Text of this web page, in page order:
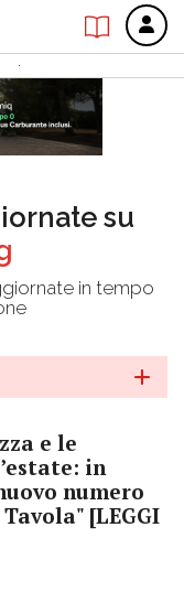
su
in tempo
e le
in
numero
[LEGGI